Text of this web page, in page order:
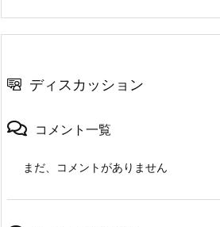
ディスカッション
コメント一覧
まだ、コメントがありません